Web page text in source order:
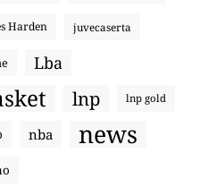
Harden juvecaserta
Lba
lnp lnp gold
nba news